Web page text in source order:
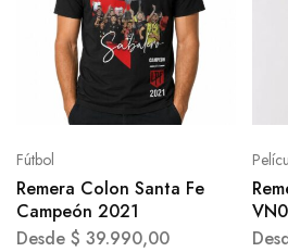
Fútbol
Remera Colon Santa Fe
Campeón 2021
Desde $ 39.990,00